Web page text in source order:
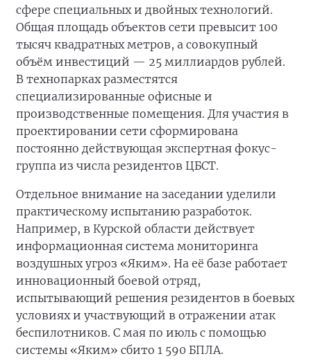
сфере специальных и двойных технологий.
Общая площадь объектов сети превысит 100
тысяч квадратных метров, а совокупный
объём инвестиций — 25 миллиардов рублей.
В технопарках разместятся
специализированные офисные и
производственные помещения. Для участия в
проектировании сети сформирована
постоянно действующая экспертная фокус-
группа из числа резидентов ЦБСТ.
Отдельное внимание на заседании уделили
практическому испытанию разработок.
Например, в Курской области действует
информационная система мониторинга
воздушных угроз «Яким». На её базе работает
инновационный боевой отряд,
испытывающий решения резидентов в боевых
условиях и участвующий в отражении атак
беспилотников. С мая по июль с помощью
системы «Яким» сбито 1 590 БПЛА.